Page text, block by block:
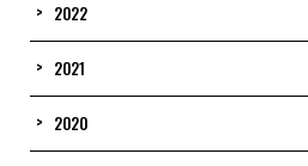
2022
2021
2020